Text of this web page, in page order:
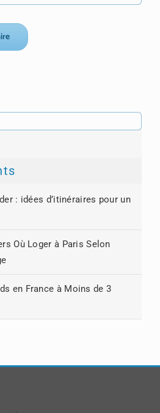
: idées d’itinéraires pour un
Où Loger à Paris Selon
en France à Moins de 3